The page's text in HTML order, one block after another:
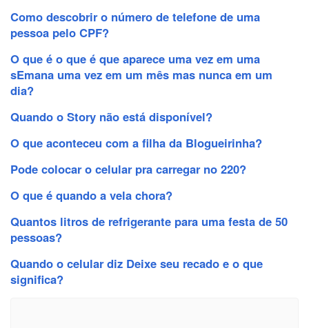
Como descobrir o número de telefone de uma
pessoa pelo CPF?
O que é o que é que aparece uma vez em uma
sEmana uma vez em um mês mas nunca em um
dia?
Quando o Story não está disponível?
O que aconteceu com a filha da Blogueirinha?
Pode colocar o celular pra carregar no 220?
O que é quando a vela chora?
Quantos litros de refrigerante para uma festa de 50
pessoas?
Quando o celular diz Deixe seu recado e o que
significa?